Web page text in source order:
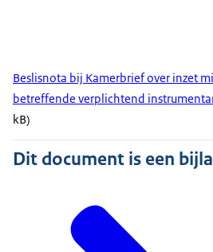
Beslisnota bij Kamerbrief over inzet
betreffende verplichtend
kB)
Dit document is een